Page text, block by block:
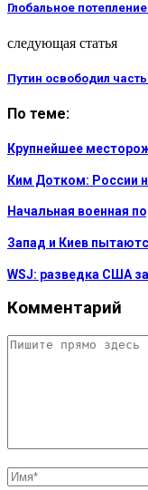
Глобальное
следующая статья
Путин освободил
По теме:
Крупнейшее
Ким Дотком: России
Начальная военная
Запад и Киев
WSJ: разведка США
Комментарий